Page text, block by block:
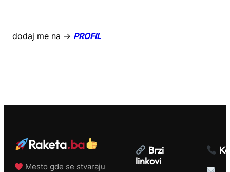
dodaj me na → PROFIL
Raketa.ba
Mesto gde se stvaraju
Brzi
linkovi